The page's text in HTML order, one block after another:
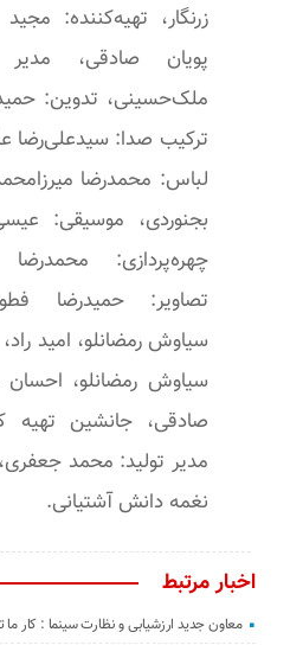
زرنگار، تهیه‌کننده:
پویان صادقی، مدیر
ملک‌حسینی، تدوین:
ترکیب صدا: سیدعلی‌رضا
لباس: محمدرضا
بجنوردی، موسیقی:
چهره‌پردازی:
تصاویر: حمیدرضا
سیاوش رمضانلو، امید
سیاوش رمضانلو،
صادقی، جانشین تهیه
مدیر تولید: محمد
نغمه دانش آشتیانی.
اخبار مرتبط
معاون جدید ارزشیابی و نظارت سینما : کار